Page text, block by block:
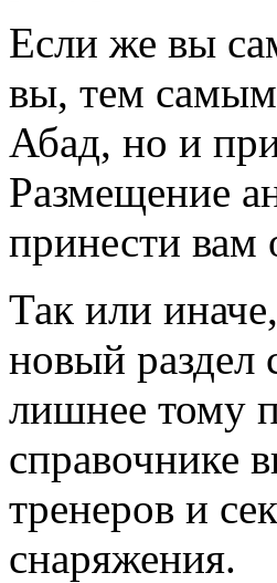
Если же вы
вы, тем
Абад, но и
Размещение
принести
Так или
новый раздел
лишнее тому
справочнике
тренеров и
снаряжения.